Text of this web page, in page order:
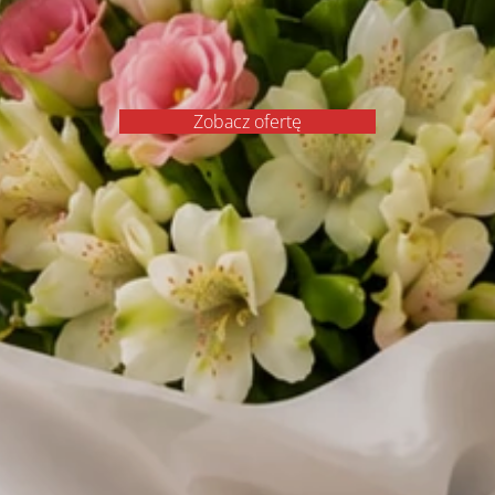
Zgadzam się Odrzucam Zobacz preferencje
Polityka plików cookiesPolityka prywatności
Wazon szklany48,00 zł
Wina
Oświadczenie o pełnoletności Aby zamówić wino -
odbiorca musicie być pełnoletni
Oświadczam, że jestem osobą pełnoletnią
18 lat), a także że odbiorca zamówienia jest
Przyjmuję do wiadomości, że kurier ma prawo
wiek odbiorcy przy doręczeniu paczki.
kwiaciarni do technicznego odbioru wybranego
alkoholowego ze stacjonarnego punktu sprzedaży i
Zobacz ofertę